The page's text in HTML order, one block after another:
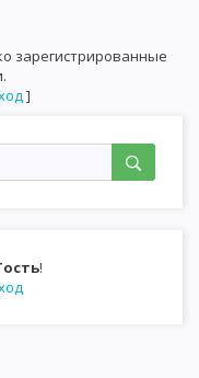
!
зарегистрированные
]